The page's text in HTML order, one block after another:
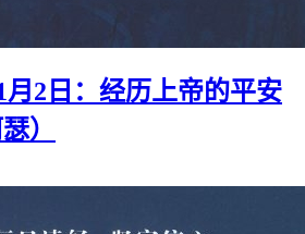
月2日：经历上帝的平安
）